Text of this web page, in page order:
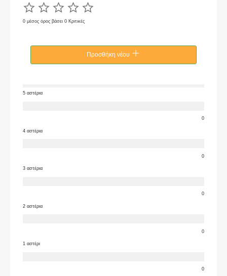
0 μέσος όρος βάσει 0 Κριτικές
Προσθήκη νέου
5 αστέρια
0
4 αστέρια
0
3 αστέρια
0
2 αστέρια
0
1 αστέρι
0